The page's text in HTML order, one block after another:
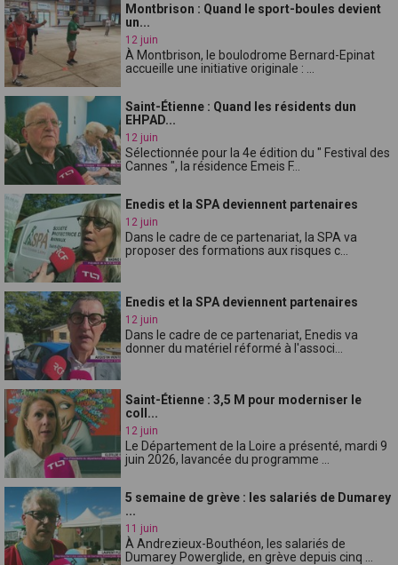
Montbrison : Quand le sport-boules devient
un...
12 juin
À Montbrison, le boulodrome Bernard-Epinat
accueille une initiative originale : ...
Saint-Étienne : Quand les résidents dun
EHPAD...
12 juin
Sélectionnée pour la 4e édition du " Festival des
Cannes ", la résidence Emeis F...
Enedis et la SPA deviennent partenaires
12 juin
Dans le cadre de ce partenariat, la SPA va
proposer des formations aux risques c...
Enedis et la SPA deviennent partenaires
12 juin
Dans le cadre de ce partenariat, Enedis va
donner du matériel réformé à l'associ...
Saint-Étienne : 3,5 M pour moderniser le
coll...
12 juin
Le Département de la Loire a présenté, mardi 9
juin 2026, lavancée du programme ...
5 semaine de grève : les salariés de Dumarey
...
11 juin
À Andrezieux-Bouthéon, les salariés de
Dumarey Powerglide, en grève depuis cinq ...